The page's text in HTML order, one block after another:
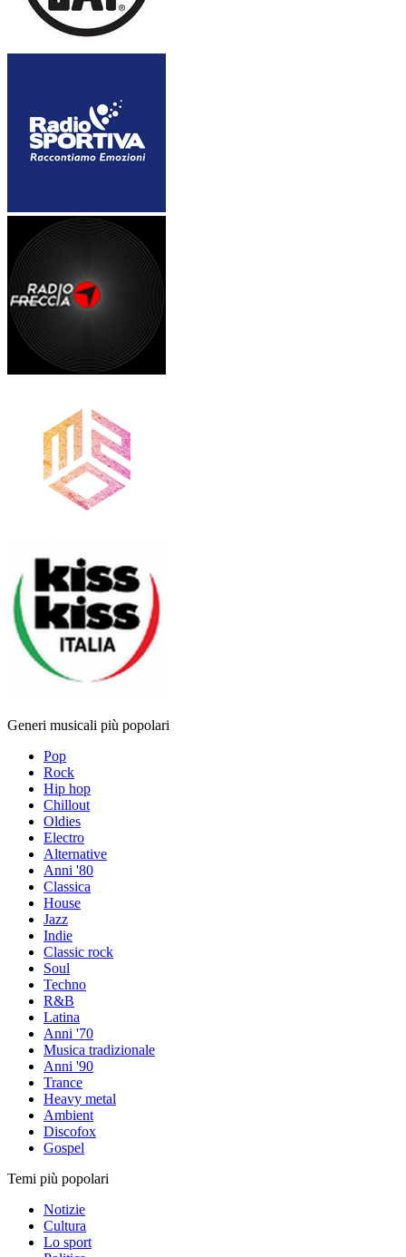
Generi musicali più popolari
Pop
Rock
Hip hop
Chillout
Oldies
Electro
Alternative
Anni '80
Classica
House
Jazz
Indie
Classic rock
Soul
Techno
R&B
Latina
Anni '70
Musica tradizionale
Anni '90
Trance
Heavy metal
Ambient
Discofox
Gospel
Temi più popolari
Notizie
Cultura
Lo sport